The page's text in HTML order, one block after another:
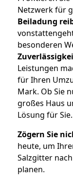
Netzwerk für
Beiladung
besonderen
Leistungen
für Ihren
Mark. Ob Sie
großes Haus
Lösung für Sie.
Zögern Sie
heute, um
Salzgitter
planen.